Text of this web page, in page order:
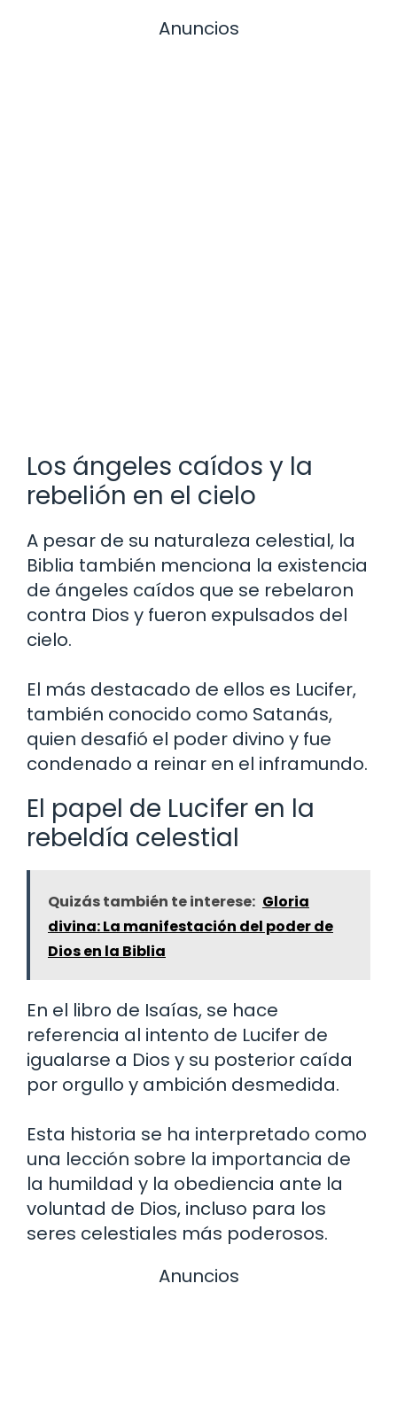
Anuncios
Los ángeles caídos y la
rebelión en el cielo
A pesar de su naturaleza celestial, la
Biblia también menciona la existencia
de ángeles caídos que se rebelaron
contra Dios y fueron expulsados del
cielo.
El más destacado de ellos es Lucifer,
también conocido como Satanás,
quien desafió el poder divino y fue
condenado a reinar en el inframundo.
El papel de Lucifer en la
rebeldía celestial
Quizás también te interese: Gloria
divina: La manifestación del poder de
Dios en la Biblia
En el libro de Isaías, se hace
referencia al intento de Lucifer de
igualarse a Dios y su posterior caída
por orgullo y ambición desmedida.
Esta historia se ha interpretado como
una lección sobre la importancia de
la humildad y la obediencia ante la
voluntad de Dios, incluso para los
seres celestiales más poderosos.
Anuncios